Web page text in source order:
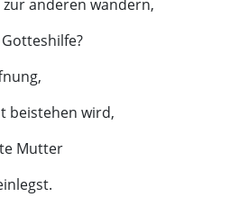
anderen wandern,
beistehen wird,
Mutter